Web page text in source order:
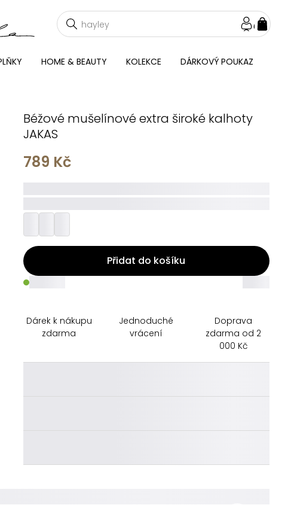
HOME & BEAUTY KOLEKCE DÁRKOVÝ POUKAZ
Béžové mušelínové extra široké kalhoty
JAKAS
789 Kč
Přidat do košíku
_____
Dárek k nákupu
zdarma
Jednoduché
vrácení
Doprava
zdarma od 2
000 Kč